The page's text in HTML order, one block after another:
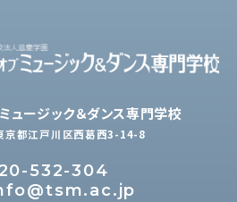
ュージック＆ダンス専門学校
京都江戸川区西葛西3-14-8
532-304